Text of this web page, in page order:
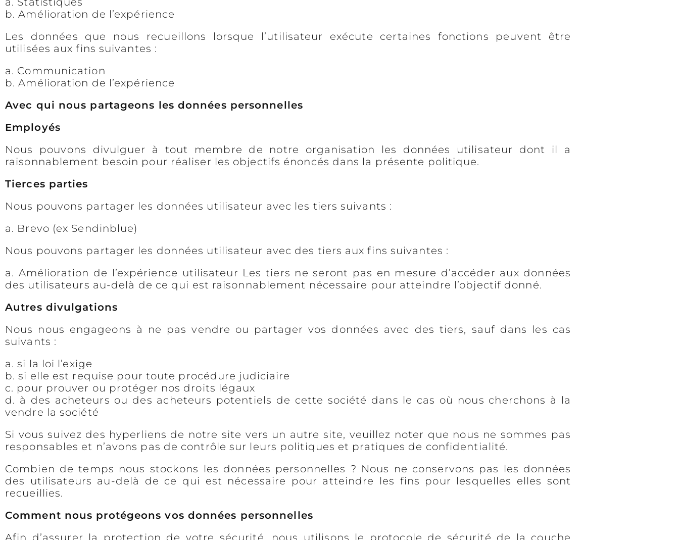
b. Amélioration de l’expérience
Les données que nous recueillons lorsque l’utilisateur exécute certaines fonctions peuvent être
utilisées aux fins suivantes :
a. Communication
b. Amélioration de l’expérience
Avec qui nous partageons les données personnelles
Employés
Nous pouvons divulguer à tout membre de notre organisation les données utilisateur dont il a
raisonnablement besoin pour réaliser les objectifs énoncés dans la présente politique.
Tierces parties
Nous pouvons partager les données utilisateur avec les tiers suivants :
a. Brevo (ex Sendinblue)
Nous pouvons partager les données utilisateur avec des tiers aux fins suivantes :
a. Amélioration de l’expérience utilisateur Les tiers ne seront pas en mesure d’accéder aux données
des utilisateurs au-delà de ce qui est raisonnablement nécessaire pour atteindre l’objectif donné.
Autres divulgations
Nous nous engageons à ne pas vendre ou partager vos données avec des tiers, sauf dans les cas
suivants :
a. si la loi l’exige
b. si elle est requise pour toute procédure judiciaire
c. pour prouver ou protéger nos droits légaux
d. à des acheteurs ou des acheteurs potentiels de cette société dans le cas où nous cherchons à la
vendre la société
Si vous suivez des hyperliens de notre site vers un autre site, veuillez noter que nous ne sommes pas
responsables et n’avons pas de contrôle sur leurs politiques et pratiques de confidentialité.
Combien de temps nous stockons les données personnelles ? Nous ne conservons pas les données
des utilisateurs au-delà de ce qui est nécessaire pour atteindre les fins pour lesquelles elles sont
recueillies.
Comment nous protégeons vos données personnelles
Afin d’assurer la protection de votre sécurité, nous utilisons le protocole de sécurité de la couche